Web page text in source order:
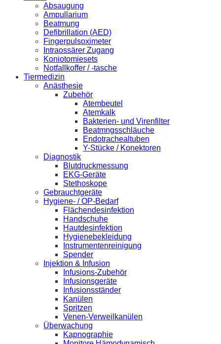
Absaugung
Ampullarium
Beatmung
Defibrillation (AED)
Fingerpulsoximeter
Intraossärer Zugang
Koniotomiesets
Notfallkoffer / -tasche
Tiermedizin
Anästhesie
Zubehör
Atembeutel
Atemkalk
Bakterien- und Virenfilter
Beatmngsschläuche
Endotrachealtuben
Y-Stücke / Konektoren
Diagnostik
Blutdruckmessung
EKG-Geräte
Stethoskope
Gebrauchtgeräte
Hygiene- / OP-Bedarf
Flächendesinfektion
Handschuhe
Hautdesinfektion
Hygienebekleidung
Instrumentenreinigung
Spender
Injektion & Infusion
Infusions-Zubehör
Infusionsgeräte
Infusionsständer
Kanülen
Spritzen
Venen-Verweilkanülen
Überwachung
Kapnographie